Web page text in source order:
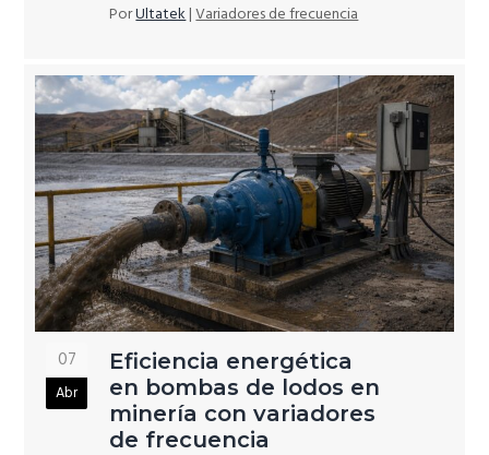
PorUltatek|Variadores de frecuencia
07
Abr
Eficiencia energética
en bombas de lodos en
minería con variadores
de frecuencia